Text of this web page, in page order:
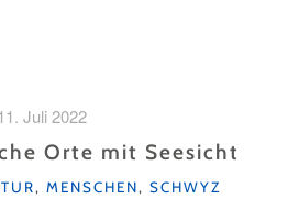
Juli 2022
Orte mit Seesicht
, MENSCHEN, SCHWYZ